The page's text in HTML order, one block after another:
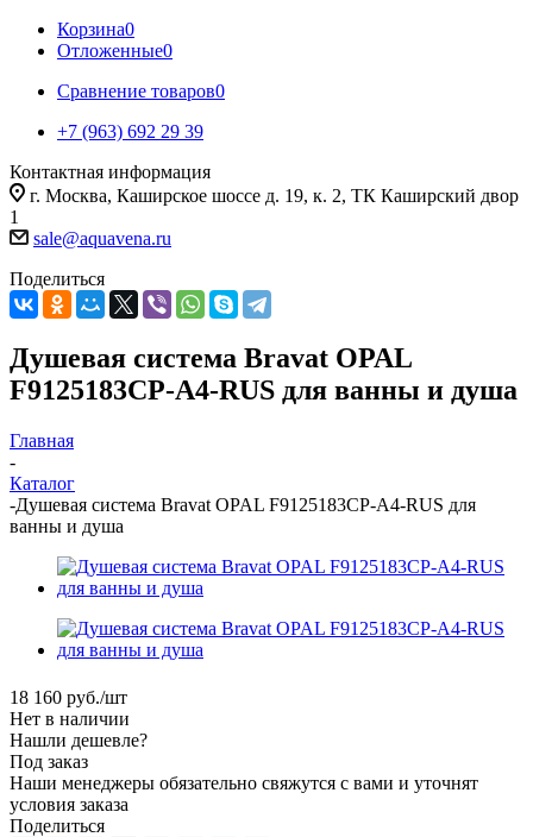
Корзина0
Отложенные0
Сравнение товаров0
+7 (963) 692 29 39
Контактная информация
г. Москва, Каширское шоссе д. 19, к. 2, ТК Каширский двор
1
sale@aquavena.ru
Поделиться
Душевая система Bravat OPAL
F9125183CP-A4-RUS для ванны и душа
Главная
-
Каталог
-Душевая система Bravat OPAL F9125183CP-A4-RUS для
ванны и душа
18 160 руб./шт
Нет в наличии
Нашли дешевле?
Под заказ
Наши менеджеры обязательно свяжутся с вами и уточнят
условия заказа
Поделиться